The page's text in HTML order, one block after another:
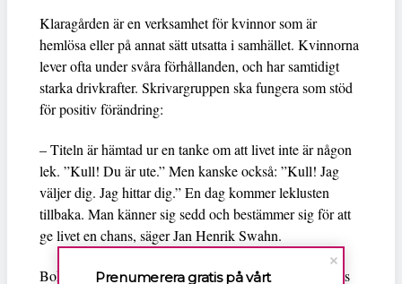
Klaragården är en verksamhet för kvinnor som är
hemlösa eller på annat sätt utsatta i samhället. Kvinnorna
lever ofta under svåra förhållanden, och har samtidigt
starka drivkrafter. Skrivargruppen ska fungera som stöd
för positiv förändring:
– Titeln är hämtad ur en tanke om att livet inte är någon
lek. ”Kull! Du är ute.” Men kanske också: ”Kull! Jag
väljer dig. Jag hittar dig.” En dag kommer leklusten
tillbaka. Man känner sig sedd och bestämmer sig för att
ge livet en chans, säger Jan Henrik Swahn.
Boken finns till försäljning i Stockholms Stadsmissions
Prenumerera gratis på vårt